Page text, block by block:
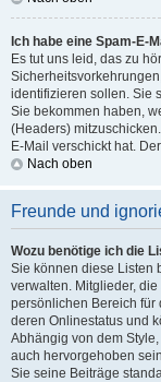
Ich habe eine Spam-E-
Es tut uns leid, das zu
identifizieren sollen. Sie
Sie bekommen haben,
(Headers)
E-Mail verschickt hat.
Nach oben
Freunde und
Wozu benötige ich die
Sie können diese Listen
verwalten. Mitglieder,
persönlichen Bereich für
deren Onlinestatus und
Abhängig von dem
auch hervorgehoben
Sie seine Beiträge